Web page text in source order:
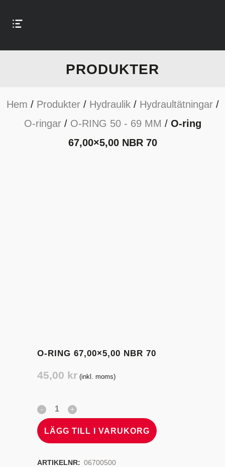
PRODUKTER
Hem / Produkter/ Hydraulik/ Hydraultätningar/
O-ringar/ O-RING 50 - 69 MM / O-ring
67,00×5,00 NBR 70
O-RING 67,00×5,00 NBR 70
45,00 kr (inkl. moms)
LÄGG TILL I VARUKORG
ARTIKELNR: 06700500